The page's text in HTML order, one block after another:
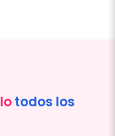
todos los